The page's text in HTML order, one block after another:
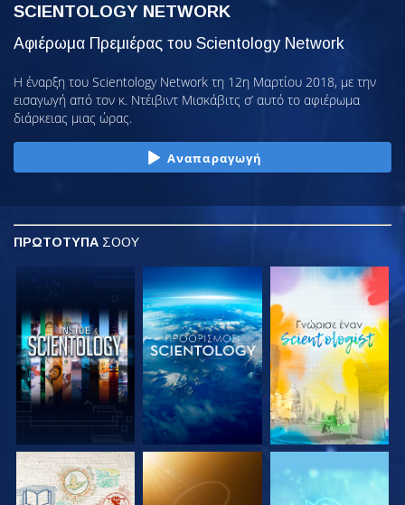
SCIENTOLOGY NETWORK
Αφιέρωμα Πρεμιέρας του Scientology Network
Η έναρξη του Scientology Network τη 12η Μαρτίου 2018, με την
εισαγωγή από τον κ. Ντέιβιντ Μισκάβιτς σ’ αυτό το αφιέρωμα
διάρκειας μιας ώρας.
Αναπαραγωγή
ΠΡΩΤΟΤΥΠΑ ΣΟΟΥ